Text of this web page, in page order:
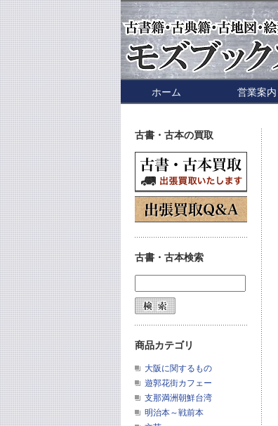
ホーム 営業案内
古書・古本の買取
古書・古本検索
商品カテゴリ
大阪に関するもの
遊郭花街カフェー
支那満洲朝鮮台湾
明治本～戦前本